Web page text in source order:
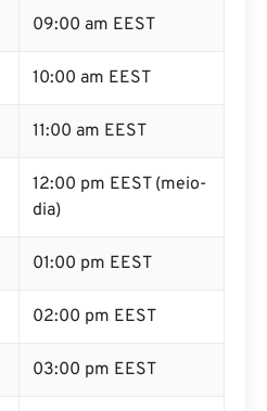
09:00 am EEST
10:00 am EEST
11:00 am EEST
12:00 pm EEST (meio-
dia)
01:00 pm EEST
02:00 pm EEST
03:00 pm EEST